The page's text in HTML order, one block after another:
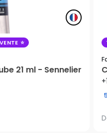
21 ml - Sennelier